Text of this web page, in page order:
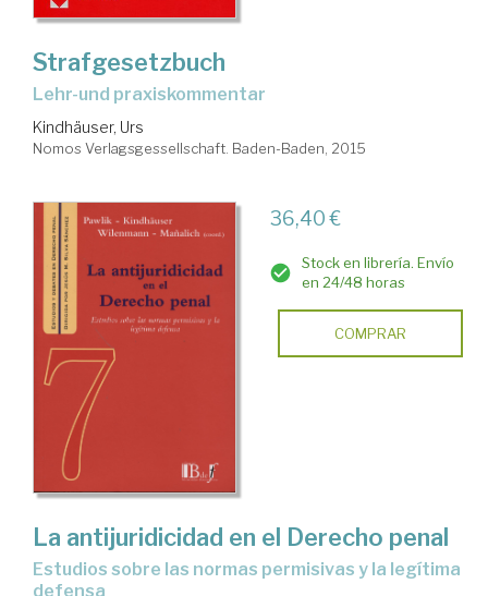
Strafgesetzbuch
lehr-und praxiskommentar
Kindhäuser, Urs
Nomos Verlagsgessellschaft. Baden-Baden, 2015
36,40 €
Stock en librería. Envío
en 24/48 horas
COMPRAR
La antijuridicidad en el Derecho penal
estudios sobre las normas permisivas y la legítima
defensa